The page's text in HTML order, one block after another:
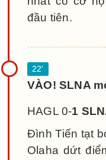
đầu tiên.
VÀO! SLNA
HAGL 0-1
Đình Tiến tạt
Olaha dứt